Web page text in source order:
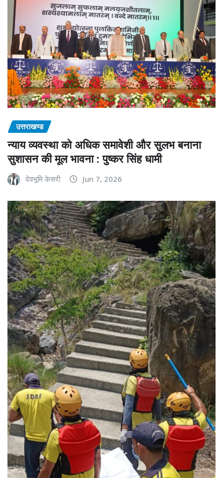
उत्तराखण्ड
न्याय व्यवस्था को अधिक समावेशी और सुलभ बनाना
सुशासन की मूल भावना : पुष्कर सिंह धामी
देवभूमि केसरी Jun 7, 2026